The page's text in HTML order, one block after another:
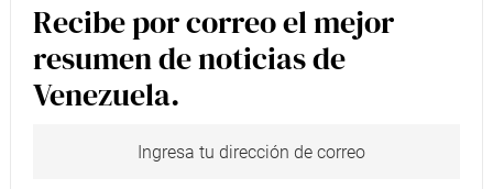
Recibe por correo el mejor
resumen de noticias de
Venezuela.